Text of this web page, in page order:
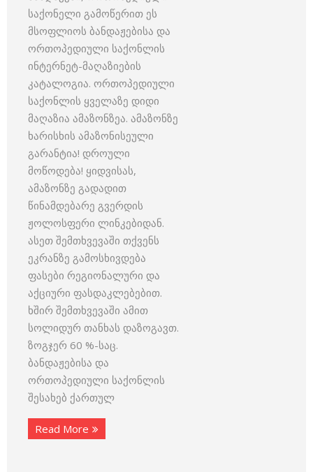
საქონელი გამოწერით ეს
მსოფლიოს ბანდაჟებისა და
ორთოპედიული საქონლის
ინტერნეტ-მაღაზიების
კატალოგია. ორთოპედიული
საქონლის ყველაზე დიდი
მაღაზია ამაზონზეა. ამაზონზე
ხარისხის ამაზონისეული
გარანტია! დროული
მოწოდება! ყიდვისას,
ამაზონზე გადადით
წინამდებარე გვერდის
ჟოლოსფერი ლინკებიდან.
ასეთ შემთხვევაში თქვენს
ეკრანზე გამოსხივდება
ფასები რეგიონალური და
აქციური ფასდაკლებებით.
ხშირ შემთხვევაში ამით
სოლიდურ თანხას დაზოგავთ.
ზოგჯერ 60 %-საც.
ბანდაჟებისა და
ორთოპედიული საქონლის
შესახებ ქართულ
Read More